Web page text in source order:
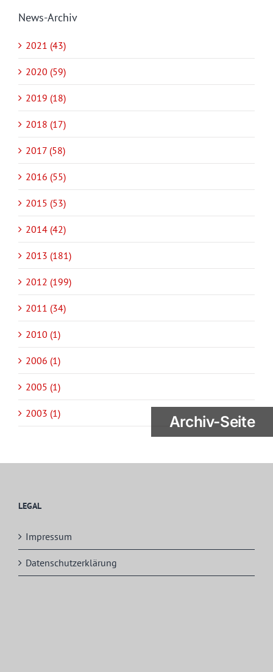
News-Archiv
2021 (43)
2020 (59)
2019 (18)
2018 (17)
2017 (58)
2016 (55)
2015 (53)
2014 (42)
2013 (181)
2012 (199)
2011 (34)
2010 (1)
2006 (1)
2005 (1)
2003 (1)
LEGAL
Impressum
Datenschutzerklärung
Archiv-Seite